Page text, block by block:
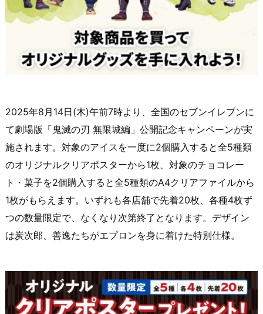
2025年8月14日(木)午前7時より、全国のセブンイレブンに
て劇場版「鬼滅の刃 無限城編」公開記念キャンペーンが実
施されます。対象のアイスを一度に2個購入すると全5種類
のオリジナルクリアポスターから1枚、対象のチョコレー
ト・菓子を2個購入すると全5種類のA4クリアファイルから
1枚がもらえます。いずれも各店舗で先着20枚、各種4枚ず
つの数量限定で、なくなり次第終了となります。デザイン
は炭次郎、善逸たちがエプロンを身に着けた特別仕様。